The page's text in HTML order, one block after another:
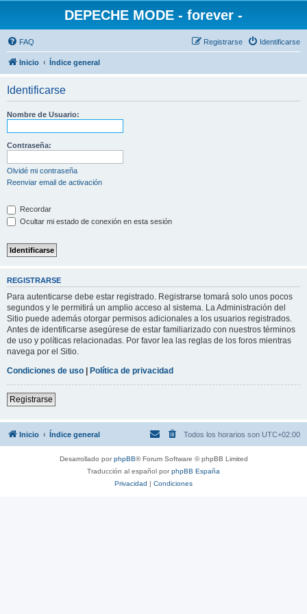
DEPECHE MODE - forever -
FAQ Identificarse
Registrarse
Inicio Índice general
Identificarse
Nombre de Usuario:
Contraseña:
Olvidé mi contraseña
Reenviar email de activación
Recordar
Ocultar mi estado de conexión en esta sesión
REGISTRARSE
Para autenticarse debe estar registrado. Registrarse tomará solo unos pocos
segundos y le permitirá un amplio acceso al sistema. La Administración del
Sitio puede además otorgar permisos adicionales a los usuarios registrados.
Antes de identificarse asegúrese de estar familiarizado con nuestros términos
de uso y políticas relacionadas. Por favor lea las reglas de los foros mientras
navega por el Sitio.
Condiciones de uso | Política de privacidad
Registrarse
Inicio Índice general Todos los horarios son UTC+02:00
Desarrollado porphpBB® Forum Software © phpBB Limited
Traducción al español porphpBB España
Privacidad | Condiciones